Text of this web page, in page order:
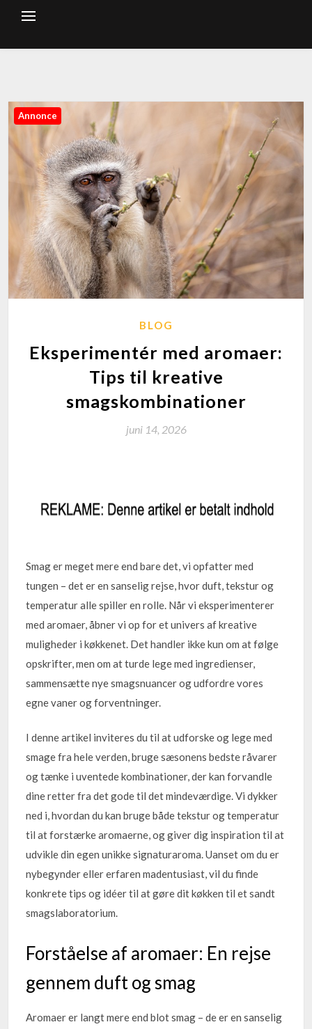
Annonce
BLOG
Eksperimentér med aromaer:
Tips til kreative
smagskombinationer
juni 14, 2026
Smag er meget mere end bare det, vi opfatter med
tungen – det er en sanselig rejse, hvor duft, tekstur og
temperatur alle spiller en rolle. Når vi eksperimenterer
med aromaer, åbner vi op for et univers af kreative
muligheder i køkkenet. Det handler ikke kun om at følge
opskrifter, men om at turde lege med ingredienser,
sammensætte nye smagsnuancer og udfordre vores
egne vaner og forventninger.
I denne artikel inviteres du til at udforske og lege med
smage fra hele verden, bruge sæsonens bedste råvarer
og tænke i uventede kombinationer, der kan forvandle
dine retter fra det gode til det mindeværdige. Vi dykker
ned i, hvordan du kan bruge både tekstur og temperatur
til at forstærke aromaerne, og giver dig inspiration til at
udvikle din egen unikke signaturaroma. Uanset om du er
nybegynder eller erfaren madentusiast, vil du finde
konkrete tips og idéer til at gøre dit køkken til et sandt
smagslaboratorium.
Forståelse af aromaer: En rejse
gennem duft og smag
Aromaer er langt mere end blot smag – de er en sanselig